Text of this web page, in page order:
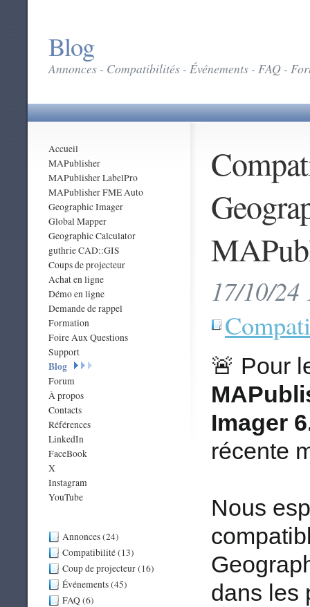
Blog
Annonces - Compatibilités - Événements - FAQ -
Accueil
MAPublisher
MAPublisher LabelPro
MAPublisher FME Auto
Geographic Imager
Global Mapper
Geographic Calculator
guthrie CAD::GIS
Coups de projecteur
Achat en ligne
Démo en ligne
Demande de rappel
Formation
Foire Aux Questions
Support
Blog
Forum
À propos
Contacts
Références
LinkedIn
FaceBook
X
Instagram
YouTube
Annonces (24)
Compatibilité (13)
Coup de projecteur (16)
Événements (45)
FAQ (6)
17/10/24
🚨 Pour
Imager
récente
Nous
dans les